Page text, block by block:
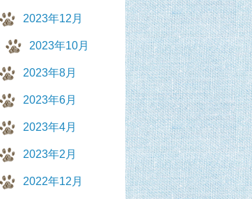
2023年12月
2023年10月
2023年8月
2023年6月
2023年4月
2023年2月
2022年12月